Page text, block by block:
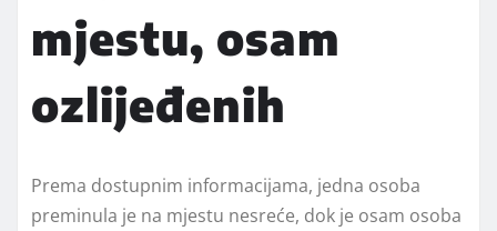
mjestu, osam
ozlijeđenih
Prema dostupnim informacijama, jedna osoba
preminula je na mjestu nesreće, dok je osam osoba